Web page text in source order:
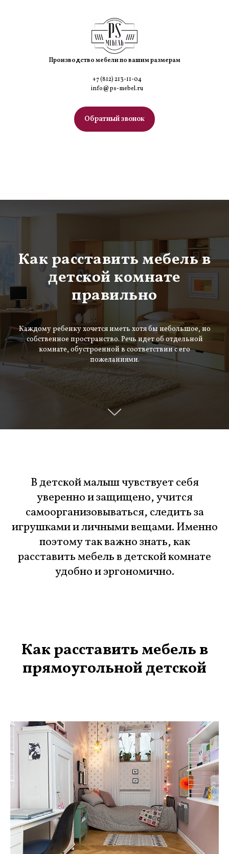
Производство мебели по вашим размерам
+7 (812) 213-11-04
info@ps-mebel.ru
Обратный звонок
Как расставить мебель в
детской комнате
правильно
Каждому ребенку хочется иметь хотя бы небольшое, но
собственное пространство. Речь идет об отдельной
комнате, обустроенной в соответствии с его
пожеланиями.
В детской малыш чувствует себя
уверенно и защищено, учится
самоорганизовываться, следить за
игрушками и личными вещами. Именно
поэтому так важно знать, как
расставить мебель в детской комнате
удобно и эргономично.
Как расставить мебель в
прямоугольной детской